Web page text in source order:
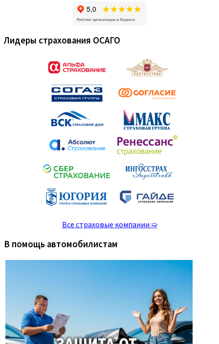
Лидеры страхования ОСАГО
Все страховые компании ➯
В помощь автомобилистам